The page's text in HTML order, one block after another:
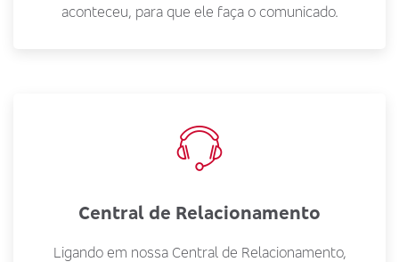
aconteceu, para que ele faça o comunicado.
Central de Relacionamento
Ligando em nossa Central de Relacionamento,